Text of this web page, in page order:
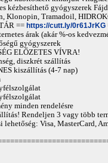
kézbesíthető gyógyszerek
Klonopin, Tramadoil,
== https://cutt.ly/0r61JrKG
árak (akár %-os
gyógyszerek
ELŐZETES VÍVRA!
diszkrét szállítás
kiszállítás (4-7 nap)
minden rendelésre
Rendeljen 3 vagy több
lehetőség: Visa, MasterCard,